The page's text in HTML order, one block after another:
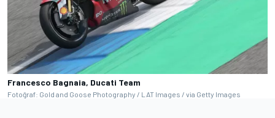
Francesco Bagnaia, Ducati Team
Fotoğraf: Gold and Goose Photography / LAT Images / via Getty Images